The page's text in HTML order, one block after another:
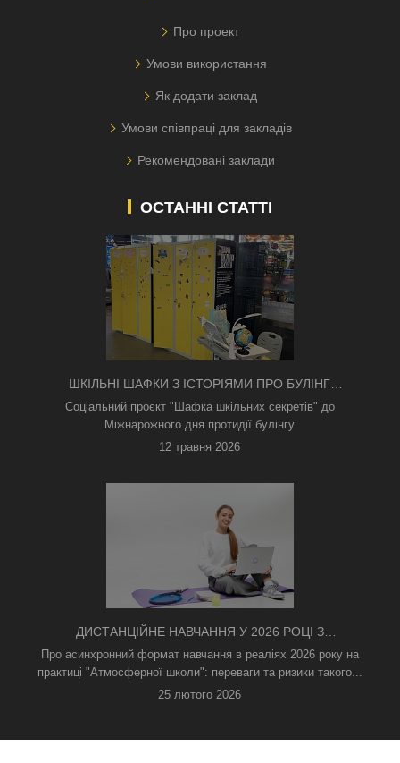
Про проект
Умови використання
Як додати заклад
Умови співпраці для закладів
Рекомендовані заклади
ОСТАННІ СТАТТІ
ШКІЛЬНІ ШАФКИ З ІСТОРІЯМИ ПРО БУЛІНГ
З'ЯВИЛИСЯ В КИЄВІ
Соціальний проєкт "Шафка шкільних секретів" до
Міжнарожного дня протидії булінгу
12 травня 2026
ДИСТАНЦІЙНЕ НАВЧАННЯ У 2026 РОЦІ З
ТРИВОГАМИ ТА БЕЗ СВІТЛА: ЯК АСИНХРОННИЙ
ФОРМАТ РЯТУЄ ОСВІТНІЙ ПРОЦЕС
Про асинхронний формат навчання в реаліях 2026 року на
практиці "Атмосферної школи": переваги та ризики такого...
25 лютого 2026